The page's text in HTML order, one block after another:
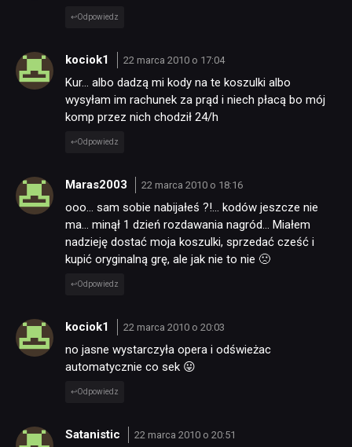
Odpowiedz
kociok1 22 marca 2010 o 17:04
Kur… albo dadzą mi kody na te koszulki albo
wysyłam im rachunek za prąd i niech płacą bo mój
komp przez nich chodził 24/h
Odpowiedz
Maras2003 22 marca 2010 o 18:16
ooo… sam sobie nabijałeś ?!… kodów jeszcze nie
ma… minął 1 dzień rozdawania nagród… Miałem
nadzieję dostać moja koszulki, sprzedać cześć i
kupić oryginalną grę, ale jak nie to nie 🙁
Odpowiedz
kociok1 22 marca 2010 o 20:03
no jasne wystarczyła opera i odświeżac
automatycznie co sek 😛
Odpowiedz
Satanistic 22 marca 2010 o 20:51